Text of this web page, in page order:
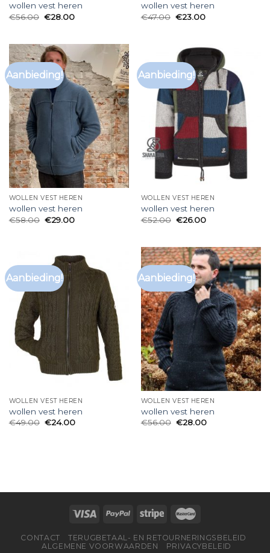
wollen vest heren
€56.00 €28.00
wollen vest heren
€47.00 €23.00
Aanbieding!
WOLLEN VEST HEREN
wollen vest heren
€58.00 €29.00
Aanbieding!
WOLLEN VEST HEREN
wollen vest heren
€52.00 €26.00
Aanbieding!
WOLLEN VEST HEREN
wollen vest heren
€49.00 €24.00
Aanbieding!
WOLLEN VEST HEREN
wollen vest heren
€56.00 €28.00
CONTACT
TERUGBETAAL- EN RETOURNERINGSBELEID
ALGEMENE VOORWAARDEN
PRIVACYBELEID